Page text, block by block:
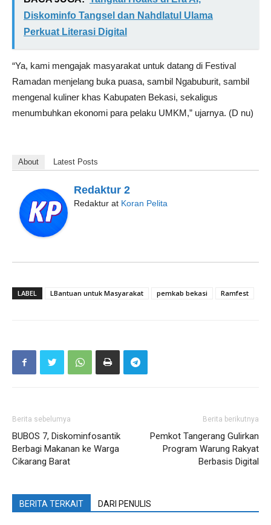
Diskominfo Tangsel dan Nahdlatul Ulama
Perkuat Literasi Digital
“Ya, kami mengajak masyarakat untuk datang di Festival
Ramadan menjelang buka puasa, sambil Ngabuburit, sambil
mengenal kuliner khas Kabupaten Bekasi, sekaligus
menumbuhkan ekonomi para pelaku UMKM,” ujarnya. (D nu)
About Latest Posts
Redaktur 2
Redaktur at Koran Pelita
LABEL LBantuan untuk Masyarakat pemkab bekasi Ramfest
Berita sebelumya
BUBOS 7, Diskominfosantik
Berbagi Makanan ke Warga
Cikarang Barat
Berita berikutnya
Pemkot Tangerang Gulirkan
Program Warung Rakyat
Berbasis Digital
BERITA TERKAIT DARI PENULIS